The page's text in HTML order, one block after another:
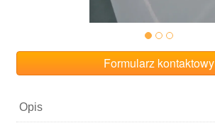
Formularz kontaktowy
Opis